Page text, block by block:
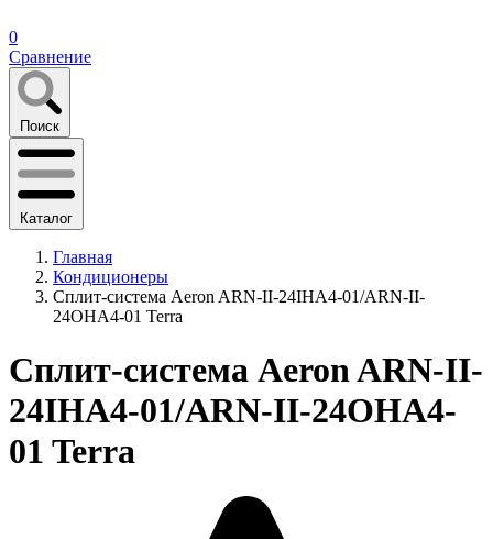
0
Сравнение
Поиск
Каталог
Главная
Кондиционеры
Сплит-система Aeron ARN-II-24IHA4-01/ARN-II-
24OHA4-01 Terra
Сплит-система Aeron ARN-II-
24IHA4-01/ARN-II-24OHA4-
01 Terra